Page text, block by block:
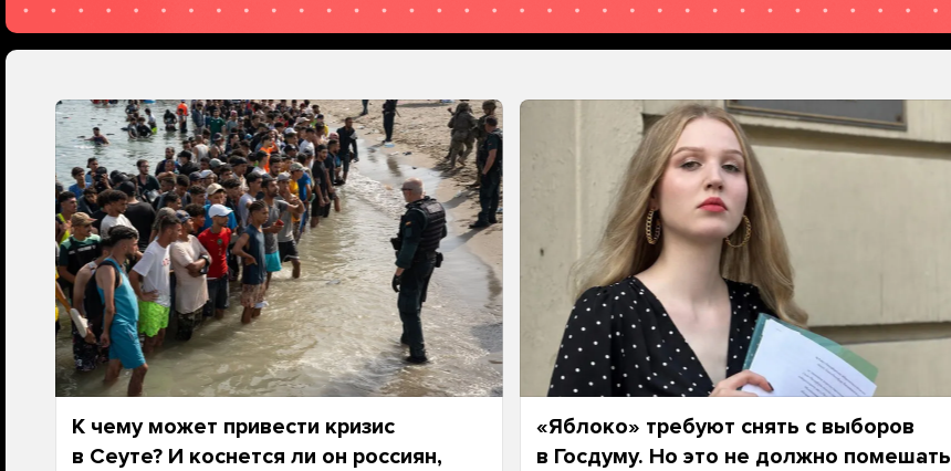
К чему может привести кризис
в Сеуте? И коснется ли он россиян,
«Яблоко» требуют снять с выборов
в Госдуму. Но это не должно помешать